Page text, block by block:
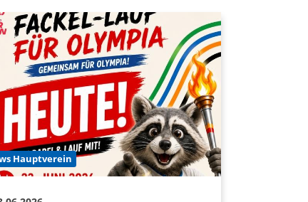
Hauptverein
Mitgliedschaft
Buchung
zum SCS